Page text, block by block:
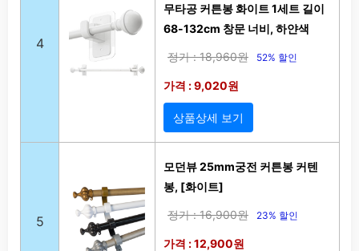
4
무타공 커튼봉 화이트 1세트 길이
68-132cm 창문 너비, 하얀색
정가 : 18,960원 52% 할인
가격 : 9,020원
상품상세 보기
5
모던뷰 25mm궁전 커튼봉 커텐
봉, [화이트]
정가 : 16,900원 23% 할인
가격 : 12,900원